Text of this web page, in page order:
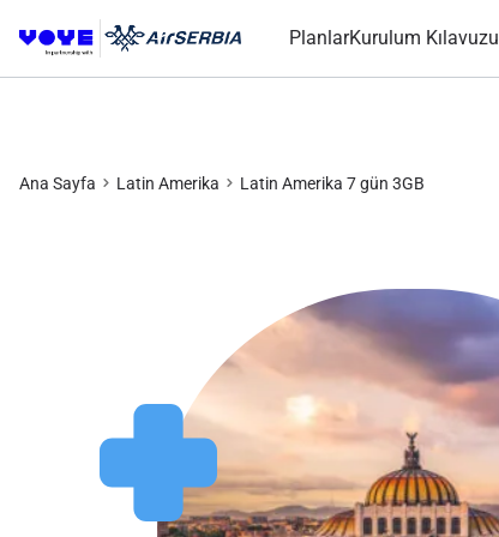
PlanlarKurulum Kılavuzu
Ana Sayfa Latin Amerika Latin Amerika 7 gün 3GB